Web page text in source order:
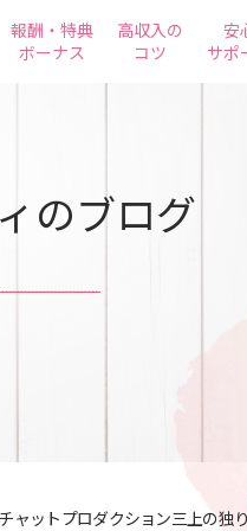
報酬・特典
ボーナス
高収入の
コツ
安
サポ
のブログ
ットプロダクション三上の独り